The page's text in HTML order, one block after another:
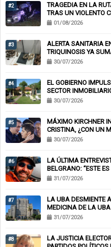
#2
TRAGEDIA EN LA
TRAS UN VIOLENTO
01/08/2026
#3
ALERTA SANITARIA
TRIQUINOSIS YA
30/07/2026
#4
EL GOBIERNO
SECTOR
30/07/2026
#5
MÁXIMO KIRCHNER
CRISTINA, ¿CON UN
NERVIOSOS A
30/07/2026
#6
LA ÚLTIMA
BELGRANO: “ESTE
RIESGO”
31/07/2026
#7
LA UBA DESMIENTE
MEDICINA DE LA
31/07/2026
#8
LA JUSTICIA